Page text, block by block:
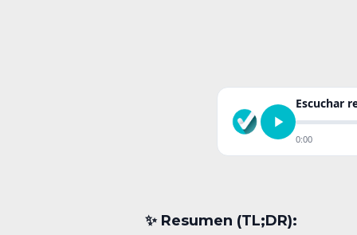
Escuchar
0:00
✨︎ Resumen (TL;DR):